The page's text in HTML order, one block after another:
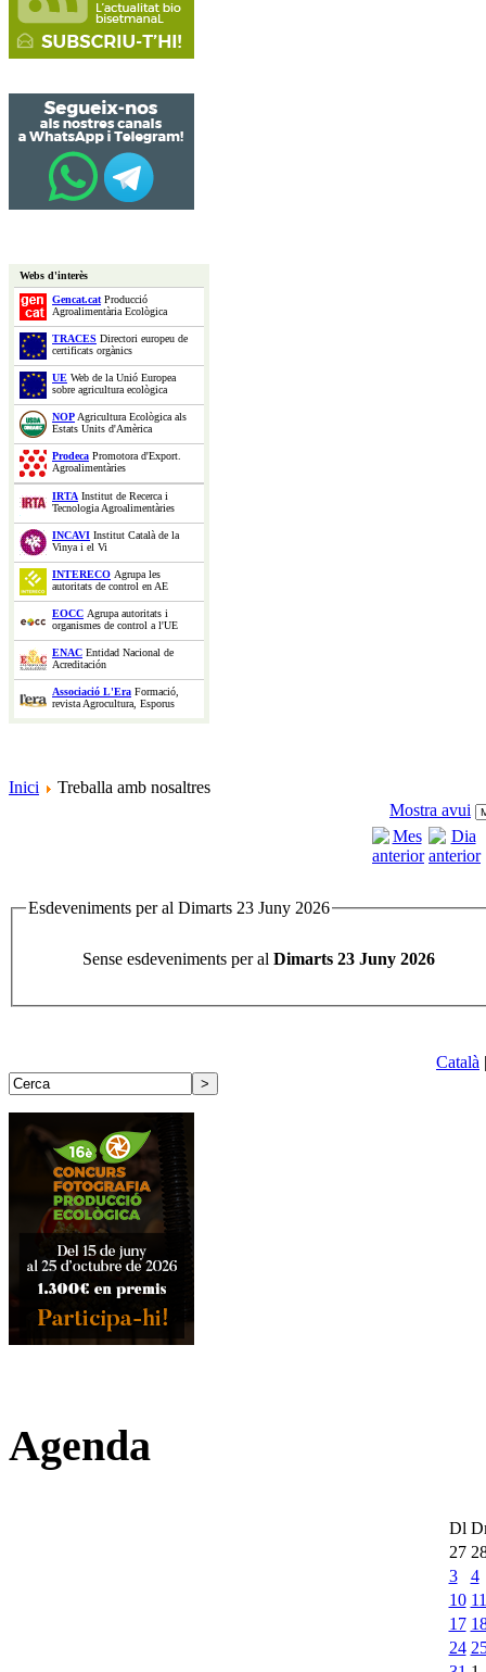
Webs d'interès
Gencat.catProducció
Agroalimentària Ecològica
TRACES Directori europeu de
certificats orgànics
UE Web de la Unió Europea
sobre agricultura ecològica
NOPAgricultura Ecològica als
Estats Units d'Amèrica
Prodeca Promotora d'Export.
Agroalimentàries
IRTA Institut de Recerca i
Tecnologia Agroalimentàries
INCAVI Institut Català de la
Vinya i el Vi
INTERECO Agrupa les
autoritats de control en AE
EOCC Agrupa autoritats i
organismes de control a l'UE
ENAC Entidad Nacional de
Acreditación
Associació L'Era Formació,
revista Agrocultura, Esporus
Inici
Treballa amb nosaltres
Mostra avui
Esdeveniments per al Dimarts 23 Juny 2026
Sense esdeveniments per al Dimarts 23 Juny 2026
Català
Agenda
Dl
27
3
4
10 11
17
24